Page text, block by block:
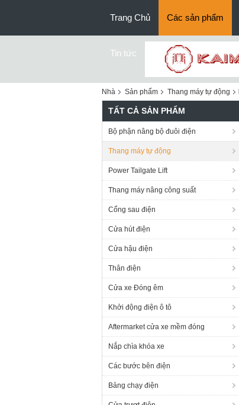
Trang Chủ Các sản phẩm
Tin tức
Nhà Sản phẩm Thang máy tự động
TẤT CẢ SẢN PHẨM
Bộ phận nâng bộ đuôi điện
Thang máy tự động
Power Tailgate Lift
Thang máy nâng công suất
Cổng sau điện
Cửa hút điện
Cửa hậu điện
Thân điện
Cửa xe Đóng êm
Khởi động điện ô tô
Aftermarket cửa xe mềm đóng
Nắp chìa khóa xe
Các bước bên điện
Bảng chạy điện